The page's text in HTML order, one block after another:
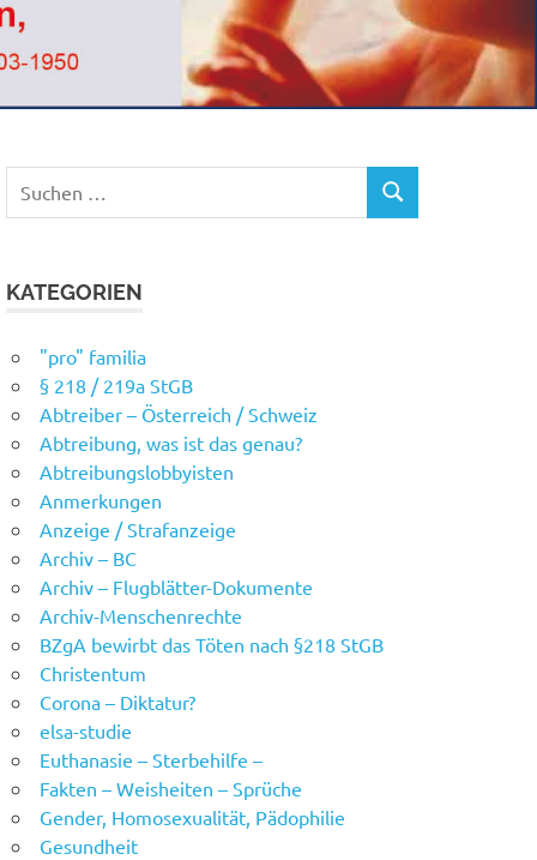
Suchen
SUCHEN
KATEGORIEN
"pro" familia
§ 218 / 219a StGB
Abtreiber – Österreich / Schweiz
Abtreibung, was ist das genau?
Abtreibungslobbyisten
Anmerkungen
Anzeige / Strafanzeige
Archiv – BC
Archiv – Flugblätter-Dokumente
Archiv-Menschenrechte
BZgA bewirbt das Töten nach §218 StGB
Christentum
Corona – Diktatur?
elsa-studie
Euthanasie – Sterbehilfe –
Fakten – Weisheiten – Sprüche
Gender, Homosexualität, Pädophilie
Gesundheit